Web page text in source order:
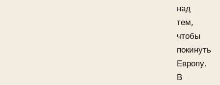
над
тем,
чтобы
покинуть
Европу.
В